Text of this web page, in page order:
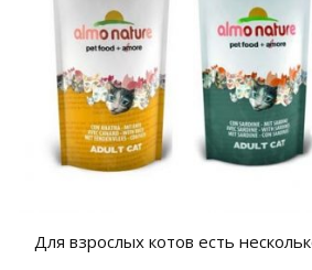
Для взрослых котов есть